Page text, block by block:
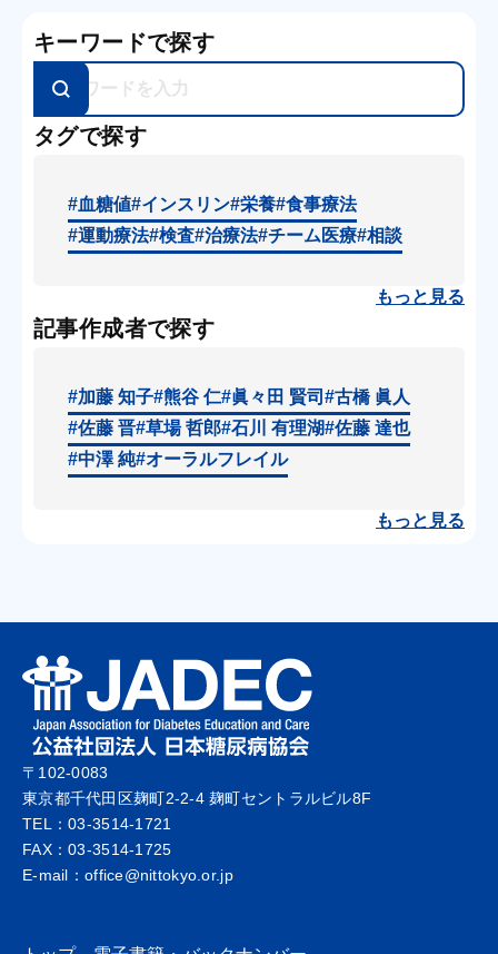
キーワードで探す
タグで探す
#血糖値#インスリン#栄養#食事療法
#運動療法#検査#治療法#チーム医療#相談
もっと見る
記事作成者で探す
#加藤 知子#熊谷 仁#眞々田 賢司 #古橋 眞人
#佐藤 晋#草場 哲郎#石川 有理湖#佐藤 達也
#中澤 純#オーラルフレイル
もっと見る
〒102-0083
東京都千代田区麹町2-2-4 麹町セントラルビル8F
TEL：03-3514-1721
FAX：03-3514-1725
E-mail：office@nittokyo.or.jp